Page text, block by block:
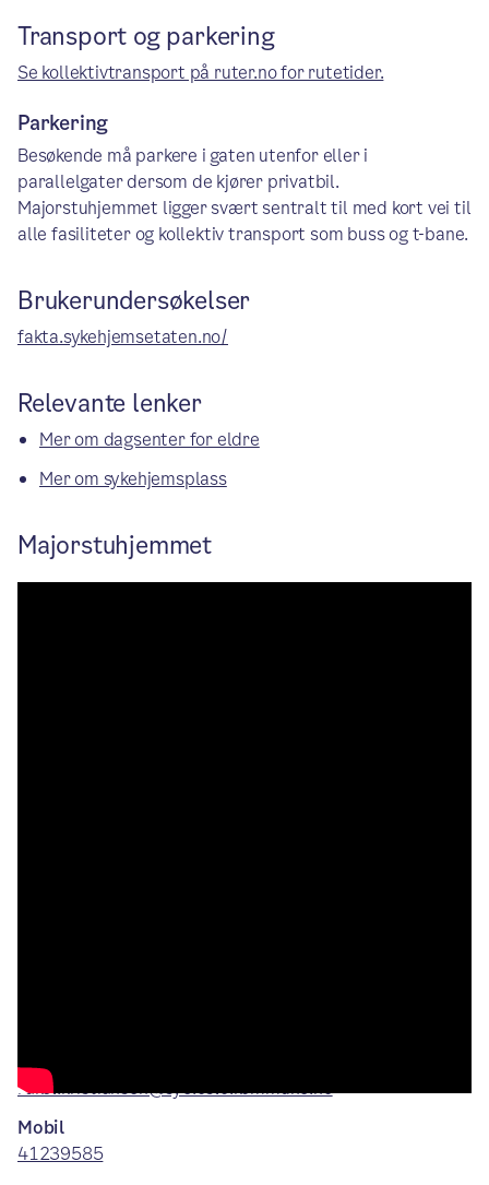
Transport og parkering
Se kollektivtransport på ruter.no for rutetider.
Parkering
Besøkende må parkere i gaten utenfor eller i
parallelgater dersom de kjører privatbil.
Majorstuhjemmet ligger svært sentralt til med kort vei til
alle fasiliteter og kollektiv transport som buss og t-bane.
Brukerundersøkelser
fakta.sykehjemsetaten.no/
Relevante lenker
Mer om dagsenter for eldre
Mer om sykehjemsplass
Majorstuhjemmet
E-post
rakel.kristiansen@sye.oslo.kommune.no
Mobil
41239585